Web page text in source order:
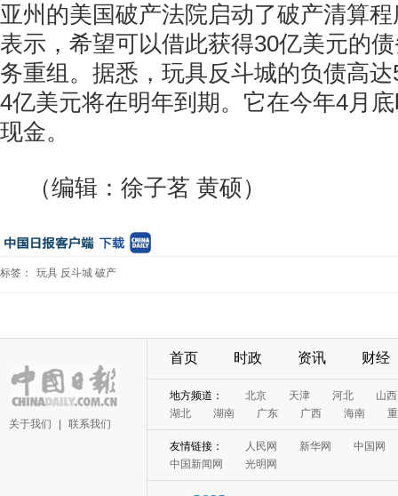
亚州的美国破产法院启动了破产清算
表示，希望可以借此获得30亿美元的
务重组。据悉，玩具反斗城的负债高
4亿美元将在明年到期。它在今年4月
现金。
（编辑：徐子茗 黄硕）
标签： 玩具 反斗城 破产
关于我们 联系我们
首页 时政 资讯 财经
地方频道： 北京 天津 河北
山西
湖北
湖南 广东 广西 海南
友情链接： 人民网 新华网
中国网
中国新闻网
光明网